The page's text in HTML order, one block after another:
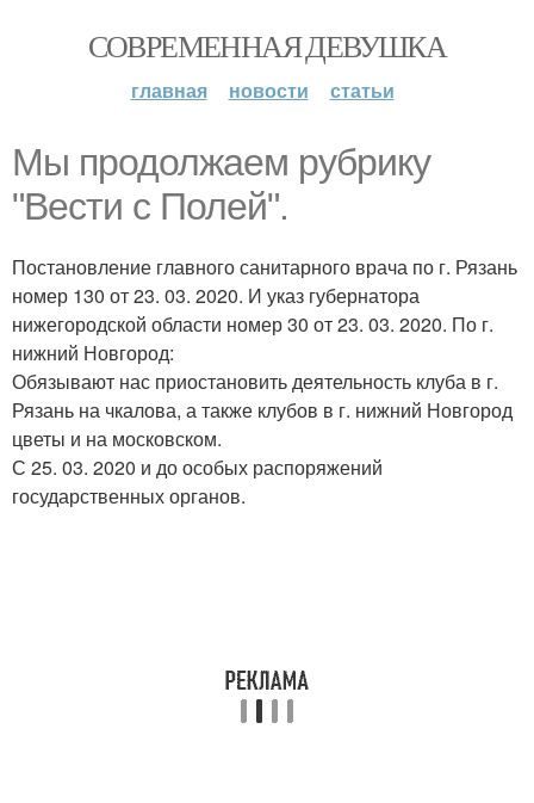
СОВРЕМЕННАЯ ДЕВУШКА
главная новости статьи
Мы продолжаем рубрику
"Вести с Полей".
Постановление главного санитарного врача по г. Рязань
номер 130 от 23. 03. 2020. И указ губернатора
нижегородской области номер 30 от 23. 03. 2020. По г.
нижний Новгород:
Обязывают нас приостановить деятельность клуба в г.
Рязань на чкалова, а также клубов в г. нижний Новгород
цветы и на московском.
С 25. 03. 2020 и до особых распоряжений
государственных органов.